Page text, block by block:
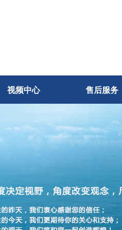
视频中心 售后服务